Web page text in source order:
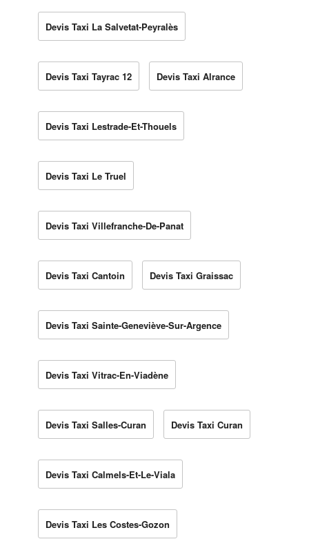
Devis Taxi La Salvetat-Peyralès
Devis Taxi Tayrac 12 Devis Taxi Alrance
Devis Taxi Lestrade-Et-Thouels
Devis Taxi Le Truel
Devis Taxi Villefranche-De-Panat
Devis Taxi Cantoin Devis Taxi Graissac
Devis Taxi Sainte-Geneviève-Sur-Argence
Devis Taxi Vitrac-En-Viadène
Devis Taxi Salles-Curan Devis Taxi Curan
Devis Taxi Calmels-Et-Le-Viala
Devis Taxi Les Costes-Gozon